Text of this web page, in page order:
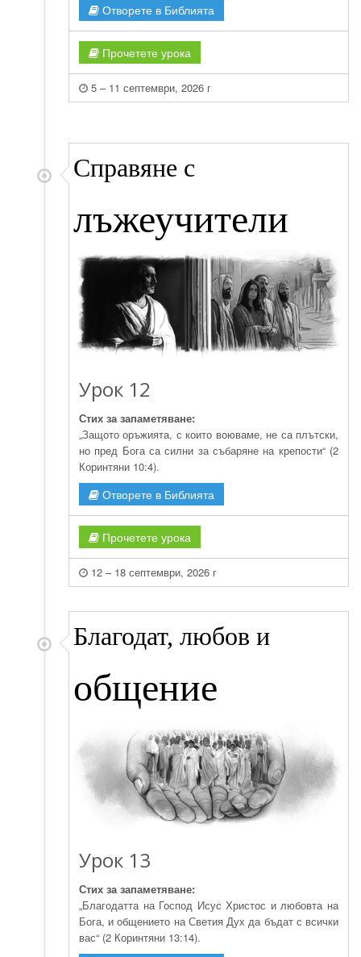
Отворете в Библията
Прочетете урока
5 – 11 септември, 2026 г
Справяне с
лъжеучители
Урок 12
Стих за запаметяване:
„Защото оръжията, с които воюваме, не са плътски,
но пред Бога са силни за събаряне на крепости“ (2
Коринтяни 10:4).
Отворете в Библията
Прочетете урока
12 – 18 септември, 2026 г
Благодат, любов и
общение
Урок 13
Стих за запаметяване:
„Благодатта на Господ Исус Христос и любовта на
Бога, и общението на Светия Дух да бъдат с всички
вас“ (2 Коринтяни 13:14).